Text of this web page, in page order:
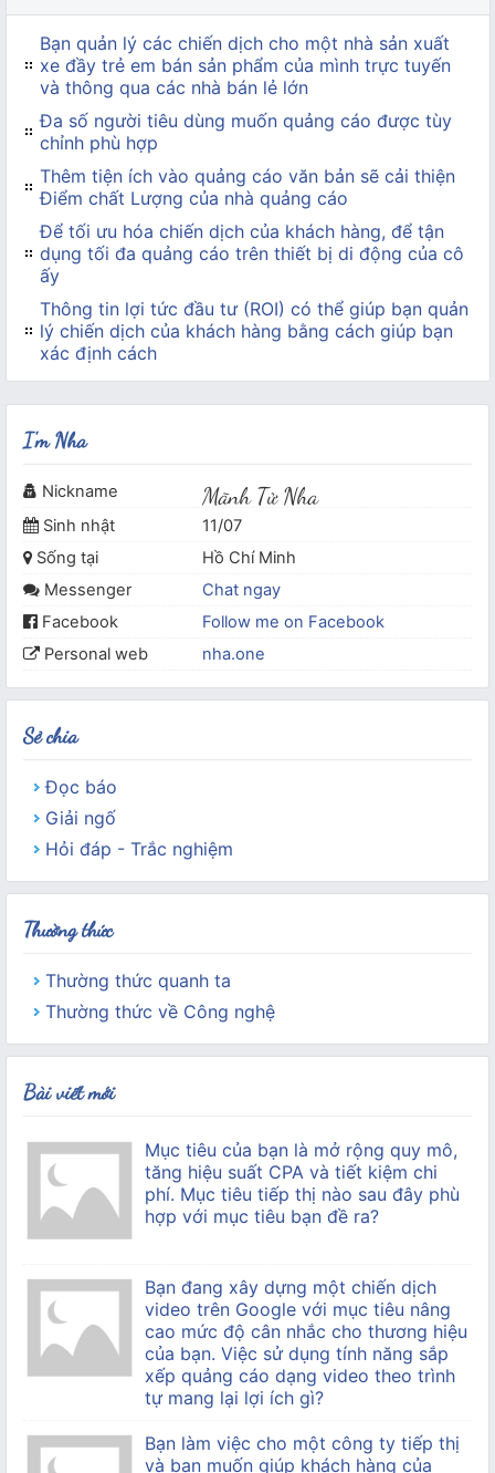
Bạn quản lý các chiến dịch cho một nhà sản xuất
xe đầy trẻ em bán sản phẩm của mình trực tuyến
và thông qua các nhà bán lẻ lớn
Đa số người tiêu dùng muốn quảng cáo được tùy
chỉnh phù hợp
Thêm tiện ích vào quảng cáo văn bản sẽ cải thiện
Điểm chất Lượng của nhà quảng cáo
Để tối ưu hóa chiến dịch của khách hàng, để tận
dụng tối đa quảng cáo trên thiết bị di động của cô
ấy
Thông tin lợi tức đầu tư (ROI) có thể giúp bạn quản
lý chiến dịch của khách hàng bằng cách giúp bạn
xác định cách
I'm Nha
Nickname Mãnh Tử Nha
Sinh nhật
11/07
Sống tại
Hồ Chí Minh
Messenger
Chat ngay
Facebook
Follow me on Facebook
Personal web
nha.one
Sẻ chia
Đọc báo
Giải ngố
Hỏi đáp - Trắc nghiệm
Thường thức
Thường thức quanh ta
Thường thức về Công nghệ
Bài viết mới
Mục tiêu của bạn là mở rộng quy mô,
tăng hiệu suất CPA và tiết kiệm chi
phí. Mục tiêu tiếp thị nào sau đây phù
hợp với mục tiêu bạn đề ra?
Bạn đang xây dựng một chiến dịch
video trên Google với mục tiêu nâng
cao mức độ cân nhắc cho thương hiệu
của bạn. Việc sử dụng tính năng sắp
xếp quảng cáo dạng video theo trình
tự mang lại lợi ích gì?
Bạn làm việc cho một công ty tiếp thị
và bạn muốn giúp khách hàng của